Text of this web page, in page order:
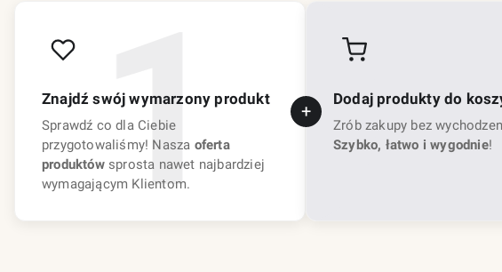
Znajdź swój wymarzony produkt
Sprawdź co dla Ciebie
przygotowaliśmy! Nasza oferta
produktówsprosta nawet najbardziej
wymagającym Klientom.
Dodaj produkty do
Zrób zakupy bez
Szybko, łatwo i wygodnie!